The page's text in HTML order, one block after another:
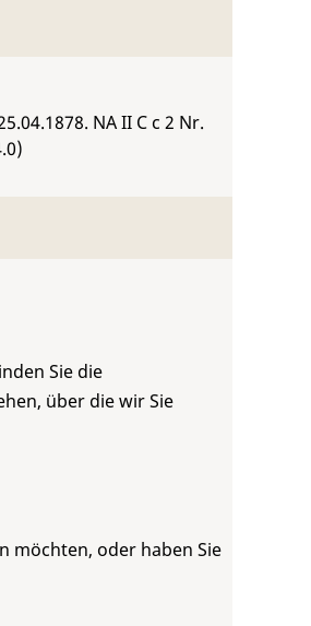
NA II C c 2 Nr.
Sie die
über die wir Sie
möchten, oder haben Sie